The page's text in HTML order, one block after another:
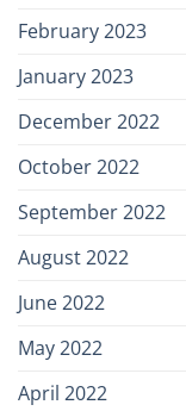
February 2023
January 2023
December 2022
October 2022
September 2022
August 2022
June 2022
May 2022
April 2022